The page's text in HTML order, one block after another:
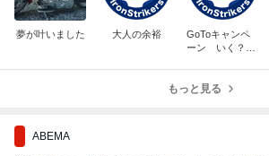
夢が叶いました 大人の余裕
GoToキャンペ
ーン いく？
もっと見る
ABEMA